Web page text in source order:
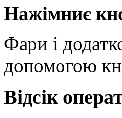
Нажімниє
Фари і
допомогою
Відсік